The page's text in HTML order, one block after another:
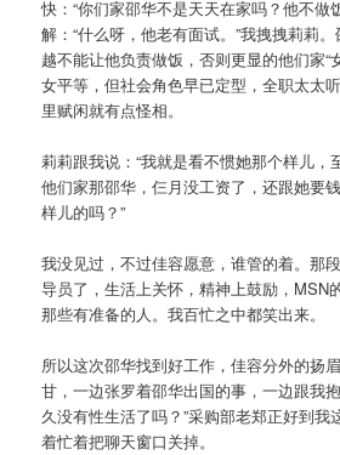
快：“你们家邵华不是天天在家吗？他不做
解：“什么呀，他老有面试。”我拽拽莉莉
越不能让他负责做饭，否则更显的他们家“
女平等，但社会角色早已定型，全职太太
里赋闲就有点怪相。
莉莉跟我说：“我就是看不惯她那个样儿，
他们家那邵华，仨月没工资了，还跟她要
样儿的吗？”
我没见过，不过佳容愿意，谁管的着。那
导员了，生活上关怀，精神上鼓励，MSN
那些有准备的人。我百忙之中都笑出来。
所以这次邵华找到好工作，佳容分外的扬
甘，一边张罗着邵华出国的事，一边跟我
久没有性生活了吗？”采购部老郑正好到我
着忙着把聊天窗口关掉。